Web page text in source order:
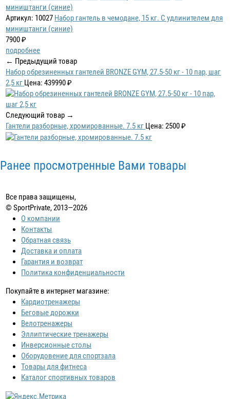
Артикул: 10027 Набор гантель в чемодане, 15 кг. С удлинителем для
миништанги (синие)
7900 ₽
подробнее
← Предыдущий товар
Набор обрезиненных гантелей BRONZE GYM, 27.5-50 кг - 10 пар, шаг
2,5 кг Цена: 439990 ₽
Следующий товар →
Гантели разборные, хромированные. 7.5 кг Цена: 2500 ₽
Ранее просмотренные Вами товары
Все права защищены,
© SportPrivate, 2013—2026
О компании
Контакты
Обратная связь
Доставка и оплата
Гарантия и возврат
Политика конфиденциальности
Покупайте в интернет магазине:
Кардиотренажеры
Беговые дорожки
Велотренажеры
Эллиптические тренажеры
Инверсионные столы
Оборудовение для спортзала
Товары для фитнеса
Каталог спортивных товаров